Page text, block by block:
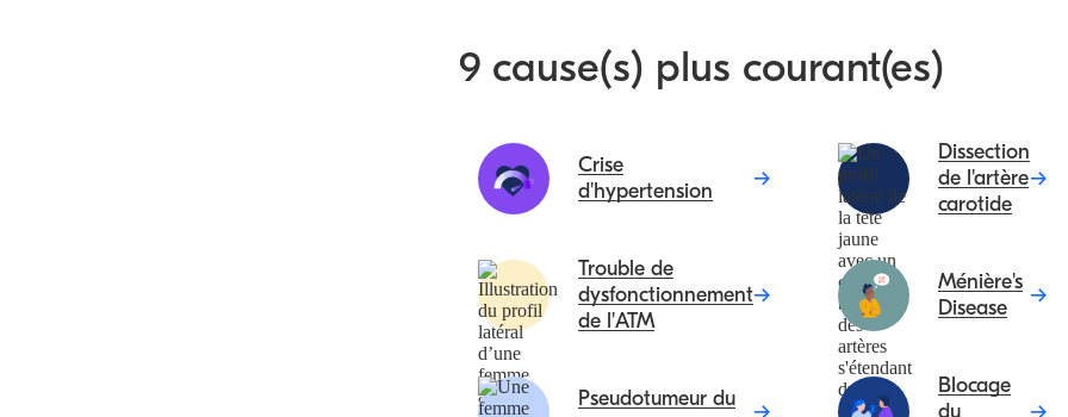
9 cause(s) plus courant(es)
Crise
d'hypertension
Dissection
de l'artère
carotide
Trouble de
dysfonctionnement
de l'ATM
Ménière's
Disease
Pseudotumeur du
Blocage
du